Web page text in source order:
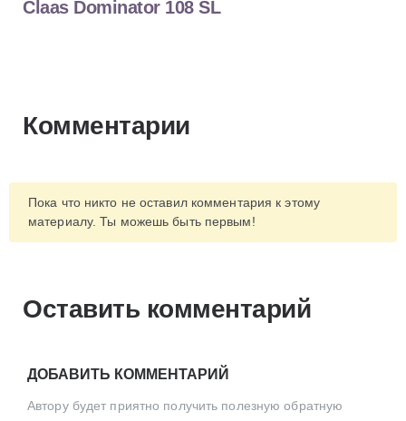
Claas Dominator 108 SL
Комментарии
Пока что никто не оставил комментария к этому
материалу. Ты можешь быть первым!
Оставить комментарий
ДОБАВИТЬ КОММЕНТАРИЙ
Автору будет приятно получить полезную обратную